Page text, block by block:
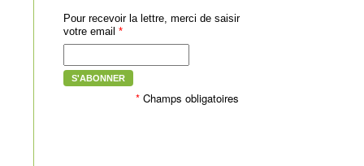
Pour recevoir la lettre, merci de saisir
votre email *
S'ABONNER
* Champs obligatoires